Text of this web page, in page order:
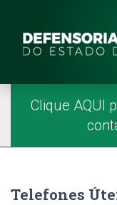
Site
Menu
Página Inicial
Clique AQUI
Telefones